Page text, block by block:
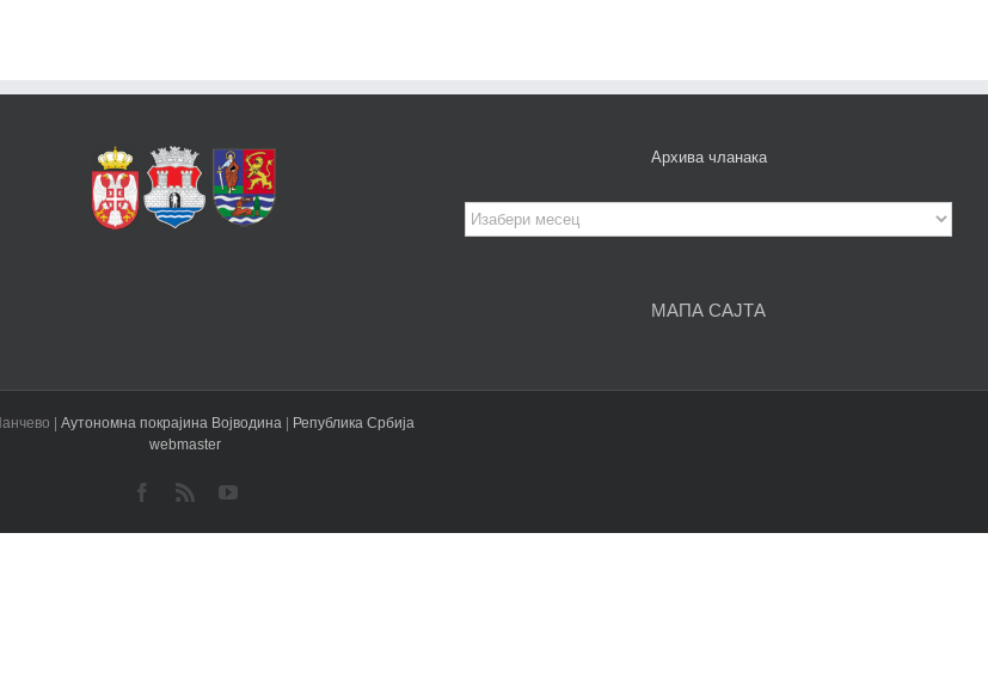
Архива чланака
Архива
чланака
МАПА САЈТА
| Аутономна покрајина Војводина | Република Србија
webmaster
Facebook
Rss YouTube